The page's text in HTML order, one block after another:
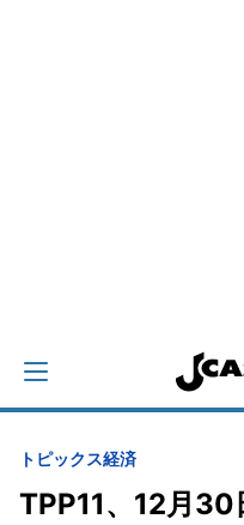
トピックス経済
TPP11、12月